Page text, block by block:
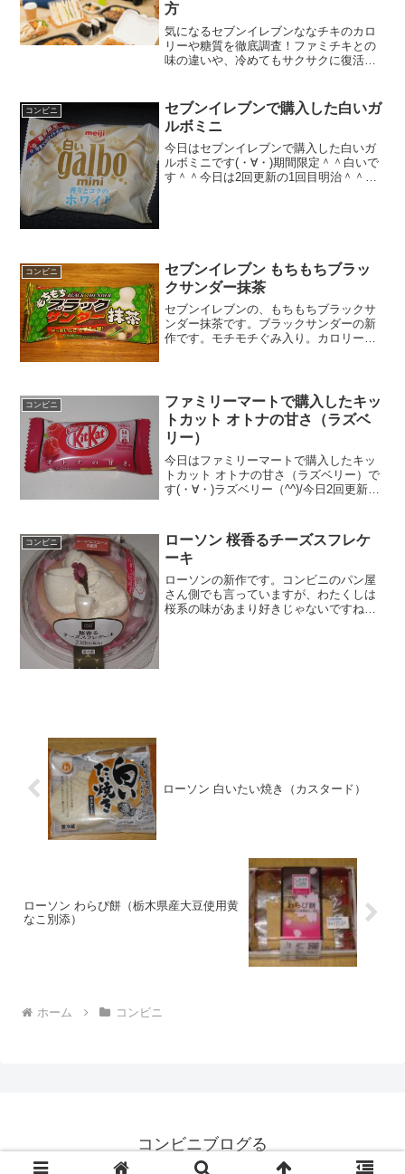
方
気になるセブンイレブンななチキのカロ
リーや糖質を徹底調査！ファミチキとの
味の違いや、冷めてもサクサクに復活さ
ななチキを選ぶ前に知っておきたい、お
得なクーポン情報や絶品アレンジレシピ
まで完全網羅しました。
コンビニ
セブンイレブンで購入した白いガ
ルボミニ
今日はセブンイレブンで購入した白いガ
ルボミニです(・∀・)期間限定＾＾白いで
す＾＾今日は2回更新の1回目明治＾＾１
コンビニ
セブンイレブン もちもちブラッ
クサンダー抹茶
セブンイレブンの、もちもちブラックサ
ンダー抹茶です。ブラックサンダーの新
作です。モチモチぐみ入り。カロリー
ものを発見。クッキー生地の...
コンビニ
ファミリーマートで購入したキッ
トカット オトナの甘さ（ラズベ
リー）
今日はファミリーマートで購入したキッ
トカット オトナの甘さ（ラズベリー）で
す(・∀・)ラズベリー（^^)/今日2回更新の
★★★☆☆食感 ★★★☆☆
量 ...
コンビニ
ローソン 桜香るチーズスフレケ
ーキ
ローソンの新作です。コンビニのパン屋
さん側でも言っていますが、わたくしは
桜系の味があまり好きじゃないですね。
ローソン 白いたい焼き（カスタード）
ローソン わらび餅（栃木県産大豆使用黄
なこ別添）
ホーム コンビニ
コンビニブログる
© 2008 コンビニブログる.